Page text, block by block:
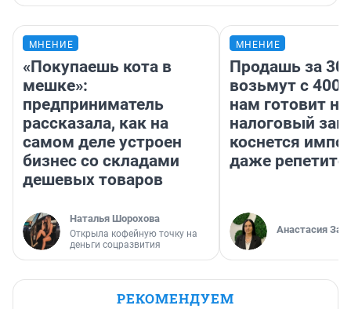
МНЕНИЕ
«Покупаешь кота в
мешке»:
предприниматель
рассказала, как на
самом деле устроен
бизнес со складами
дешевых товаров
Наталья Шорохова
Открыла кофейную точку на
деньги соцразвития
МНЕНИЕ
Продашь за
возьмут с
нам готовит
налоговый
коснется
даже
Анастасия
РЕКОМЕНДУЕМ